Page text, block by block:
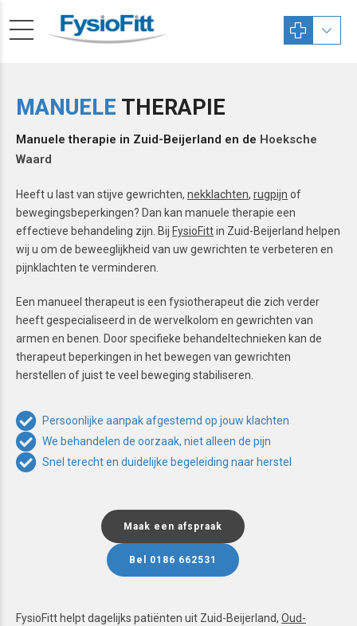
MANUELE THERAPIE
Manuele therapie in Zuid-Beijerland en de Hoeksche
Waard
Heeft u last van stijve gewrichten, nekklachten, rugpijn of
bewegingsbeperkingen? Dan kan manuele therapie een
effectieve behandeling zijn. Bij FysioFittin Zuid-Beijerland helpen
wij u om de beweeglijkheid van uw gewrichten te verbeteren en
pijnklachten te verminderen.
Een manueel therapeut is een fysiotherapeut die zich verder
heeft gespecialiseerd in de wervelkolom en gewrichten van
armen en benen. Door specifieke behandeltechnieken kan de
therapeut beperkingen in het bewegen van gewrichten
herstellen of juist te veel beweging stabiliseren.
Persoonlijke aanpak afgestemd op jouw klachten
We behandelen de oorzaak, niet alleen de pijn
Snel terecht en duidelijke begeleiding naar herstel
Maak een afspraak
Bel 0186 662531
FysioFitt helpt dagelijks patiënten uit Zuid-Beijerland, Oud-